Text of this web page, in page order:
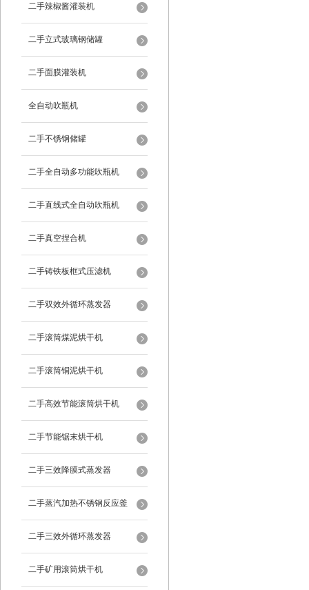
体机
二手辣椒酱灌装机
二手立式玻璃钢储罐
二手面膜灌装机
全自动吹瓶机
二手不锈钢储罐
二手全自动多功能吹瓶机
二手直线式全自动吹瓶机
二手真空捏合机
二手铸铁板框式压滤机
二手双效外循环蒸发器
二手滚筒煤泥烘干机
二手滚筒铜泥烘干机
二手高效节能滚筒烘干机
二手节能锯末烘干机
二手三效降膜式蒸发器
二手蒸汽加热不锈钢反应釜
二手三效外循环蒸发器
二手矿用滚筒烘干机